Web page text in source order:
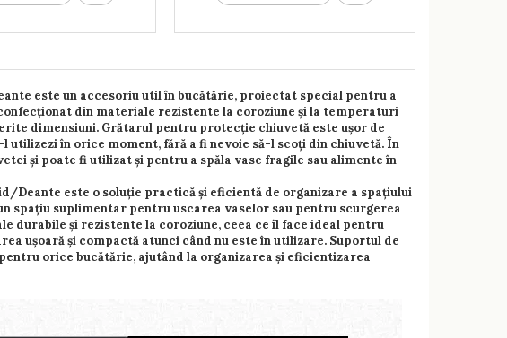
este un accesoriu util în bucătărie, proiectat special pentru a
din materiale rezistente la coroziune și la temperaturi
dimensiuni. Grătarul pentru protecție chiuvetă este ușor de
în orice moment, fără a fi nevoie să-l scoți din chiuvetă. În
și poate fi utilizat și pentru a spăla vase fragile sau alimente în
Deante este o soluție practică și eficientă de organizare a spațiului
spațiu suplimentar pentru uscarea vaselor sau pentru scurgerea
durabile și rezistente la coroziune, ceea ce îl face ideal pentru
ușoară și compactă atunci când nu este în utilizare. Suportul de
orice bucătărie, ajutând la organizarea și eficientizarea